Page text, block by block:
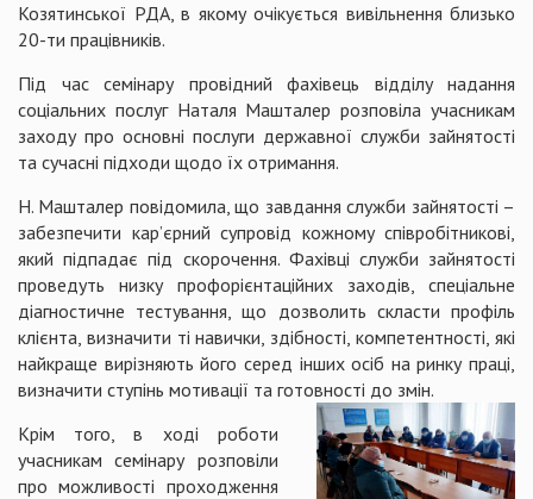
Козятинської РДА, в якому очікується вивільнення близько
20-ти працівників.
Під час семінару провідний фахівець відділу надання
соціальних послуг Наталя Машталер розповіла учасникам
заходу про основні послуги державної служби зайнятості
та сучасні підходи щодо їх отримання.
Н. Машталер повідомила, що завдання служби зайнятості –
забезпечити кар’єрний супровід кожному співробітникові,
який підпадає під скорочення. Фахівці служби зайнятості
проведуть низку профорієнтаційних заходів, спеціальне
діагностичне тестування, що дозволить скласти профіль
клієнта, визначити ті навички, здібності, компетентності, які
найкраще вирізняють його серед інших осіб на ринку праці,
визначити ступінь мотивації та готовності до змін.
Крім того, в ході роботи
учасникам семінару розповіли
про можливості проходження